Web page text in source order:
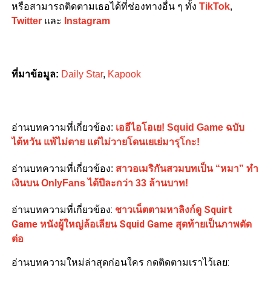
หรือสามารถติดตามเธอได้ที่ช่องทางอื่น ๆ ทั้ง TikTok,
Twitterและ Instagram
ที่มาข้อมูล: Daily Star, Kapook
อ่านบทความที่เกี่ยวข้อง: เออีไอโอเย! Squid Game ฉบับ
ไต้หวัน แพ้ไม่ตาย แต่ไม่วายโดนเยเย่มารุโกะ!
อ่านบทความที่เกี่ยวข้อง: สาวอเมริกันสวมบทเป็น “หมา” ทำ
เงินบน OnlyFans ได้ปีละกว่า 33 ล้านบาท!
อ่านบทความที่เกี่ยวข้อง: ชาวเน็ตตามหาลิงก์ดู Squirt
Game หนังผู้ใหญ่ล้อเลียน Squid Game สุดท้ายเป็นภาพตัด
ต่อ
อ่านบทความใหม่ล่าสุดก่อนใคร กดติดตามเราไว้เลย: